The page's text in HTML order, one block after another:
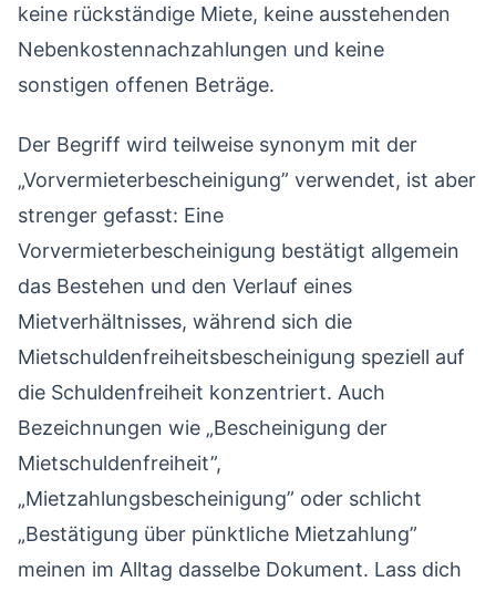
keine rückständige Miete, keine ausstehenden
Nebenkostennachzahlungen und keine
sonstigen offenen Beträge.
Der Begriff wird teilweise synonym mit der
„Vorvermieterbescheinigung” verwendet, ist aber
strenger gefasst: Eine
Vorvermieterbescheinigung bestätigt allgemein
das Bestehen und den Verlauf eines
Mietverhältnisses, während sich die
Mietschuldenfreiheitsbescheinigung speziell auf
die Schuldenfreiheit konzentriert. Auch
Bezeichnungen wie „Bescheinigung der
Mietschuldenfreiheit”,
„Mietzahlungsbescheinigung” oder schlicht
„Bestätigung über pünktliche Mietzahlung”
meinen im Alltag dasselbe Dokument. Lass dich